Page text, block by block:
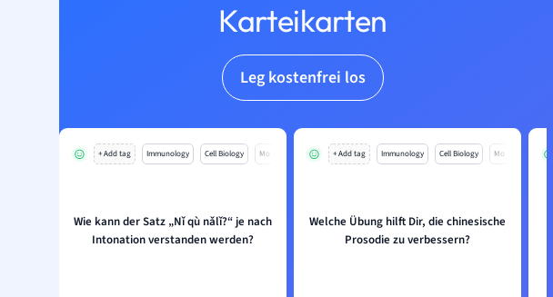
Karteikarten
Leg kostenfrei los
+ Add tag Immunology Cell Biology Mo
Wie kann der Satz „Nǐ qù nǎlǐ?“ je nach
Intonation verstanden werden?
+ Add tag Immunology Cell Biology Mo
Welche Übung hilft Dir, die chinesische
Prosodie zu verbessern?